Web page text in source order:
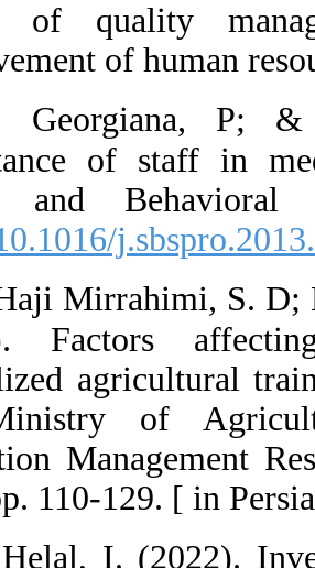
Basics of
20. 
importance of
Social and
[DOI:10.1016/
21.  Haji
(2016).
specialized
the Ministry
Education
22.  Helal, I.